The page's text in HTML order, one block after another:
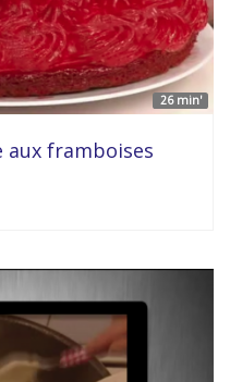
26 min'
aux framboises